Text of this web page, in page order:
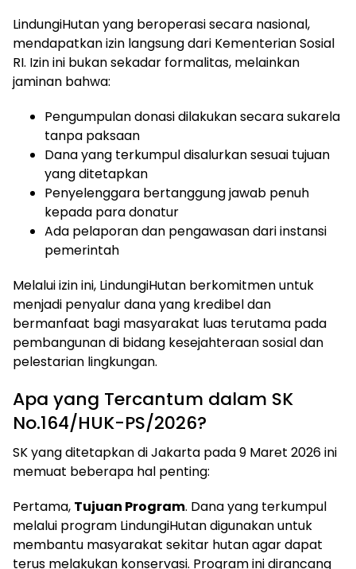
LindungiHutan yang beroperasi secara nasional,
mendapatkan izin langsung dari Kementerian Sosial
RI. Izin ini bukan sekadar formalitas, melainkan
jaminan bahwa:
Pengumpulan donasi dilakukan secara sukarela
tanpa paksaan
Dana yang terkumpul disalurkan sesuai tujuan
yang ditetapkan
Penyelenggara bertanggung jawab penuh
kepada para donatur
Ada pelaporan dan pengawasan dari instansi
pemerintah
Melalui izin ini, LindungiHutan berkomitmen untuk
menjadi penyalur dana yang kredibel dan
bermanfaat bagi masyarakat luas terutama pada
pembangunan di bidang kesejahteraan sosial dan
pelestarian lingkungan.
Apa yang Tercantum dalam SK
No.164/HUK-PS/2026?
SK yang ditetapkan di Jakarta pada 9 Maret 2026 ini
memuat beberapa hal penting:
Pertama, Tujuan Program. Dana yang terkumpul
melalui program LindungiHutan digunakan untuk
membantu masyarakat sekitar hutan agar dapat
terus melakukan konservasi. Program ini dirancang